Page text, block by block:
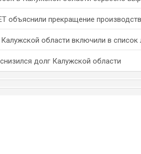
объяснили прекращение
области включили в список
долг Калужской области